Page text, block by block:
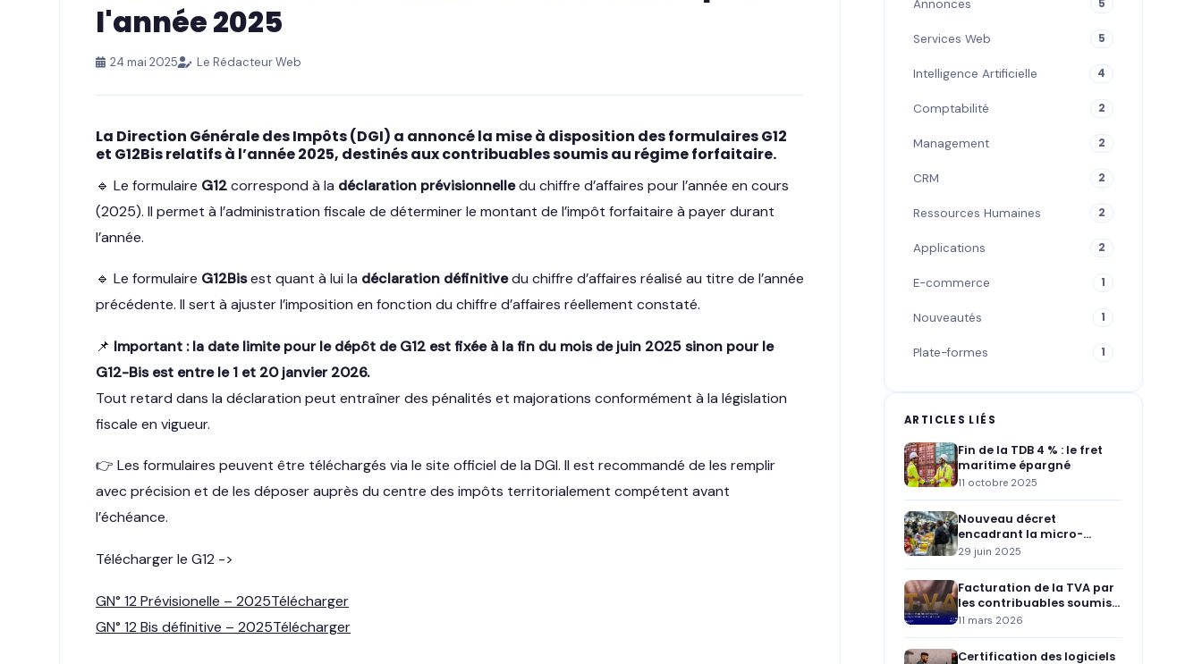
l'année 2025
24 mai 2025 Le Rédacteur Web
La Direction Générale des Impôts (DGI) a annoncé la mise à disposition des formulairesG12
et G12Bisrelatifs à l’année2025, destinés aux contribuables soumis au régime forfaitaire.
🔹 Le formulaire G12correspond à la déclaration prévisionnelledu chiffre d’affaires pour l’année en cours
(2025). Il permet à l’administration fiscale de déterminer le montant de l’impôt forfaitaire à payer durant
l’année.
🔹 Le formulaire G12Bisest quant à lui la déclaration définitivedu chiffre d’affaires réalisé au titre de l’année
précédente. Il sert à ajuster l’imposition en fonction du chiffre d’affaires réellement constaté.
📌 Important : la date limite pour le dépôt de G12 est fixée à la fin du mois de juin 2025 sinon pour le
G12-Bis est entre le 1 et 20 janvier 2026.
Tout retard dans la déclaration peut entraîner des pénalités et majorations conformément à la législation
fiscale en vigueur.
👉 Les formulaires peuvent être téléchargés via le site officiel de la DGI. Il est recommandé de les remplir
avec précision et de les déposer auprès du centre des impôts territorialement compétent avant
l’échéance.
Télécharger le G12 ->
GN° 12 Prévisionelle – 2025Télécharger
GN° 12 Bis définitive – 2025Télécharger
Annonces 5
Services Web 5
Intelligence Artificielle 4
Comptabilité 2
Management 2
CRM 2
Ressources Humaines 2
Applications 2
E-commerce 1
Nouveautés 1
Plate-formes 1
ARTICLES LIÉS
Fin de la TDB 4 % : le fret
maritime épargné
11 octobre 2025
Nouveau décret
encadrant la micro-
importation par les auto-
29 juin 2025
Facturation de la TVA par
les contribuables soumis
au régime forfaitaire (IFU)
11 mars 2026
Certification des logiciels